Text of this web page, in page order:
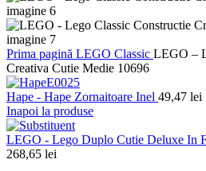
Prima pagină LEGO Classic LEGO –
Creativa Cutie Medie 10696
Hape - Hape Zornaitoare Inel 49,47 lei
Inapoi la produse
LEGO - Lego Duplo Cutie Deluxe In
268,65 lei